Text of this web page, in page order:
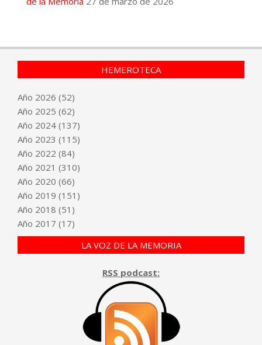
HEMEROTECA
Año 2026 (52)
Año 2025 (62)
Año 2024 (137)
Año 2023 (115)
Año 2022 (84)
Año 2021 (310)
Año 2020 (66)
Año 2019 (151)
Año 2018 (51)
Año 2017 (17)
LA VOZ DE LA MEMORIA
RSS podcast: